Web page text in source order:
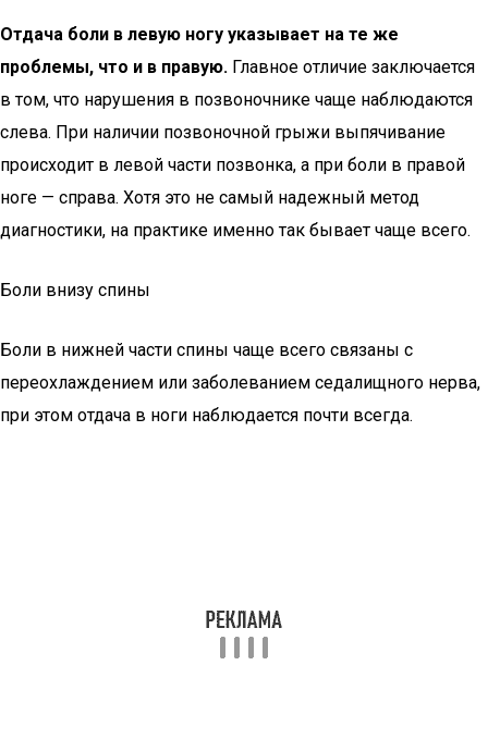
Отдача боли в левую ногу указывает на те же
проблемы, что и в правую. Главное отличие заключается
в том, что нарушения в позвоночнике чаще наблюдаются
слева. При наличии позвоночной грыжи выпячивание
происходит в левой части позвонка, а при боли в правой
ноге — справа. Хотя это не самый надежный метод
диагностики, на практике именно так бывает чаще всего.
Боли внизу спины
Боли в нижней части спины чаще всего связаны с
переохлаждением или заболеванием седалищного нерва,
при этом отдача в ноги наблюдается почти всегда.